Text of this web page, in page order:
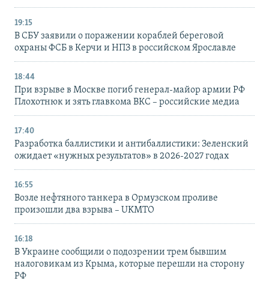
19:15
В СБУ заявили о поражении кораблей береговой
охраны ФСБ в Керчи и НПЗ в российском Ярославле
18:44
При взрыве в Москве погиб генерал-майор армии РФ
Плохотнюк и зять главкома ВКС – российские медиа
17:40
Разработка баллистики и антибаллистики: Зеленский
ожидает «нужных результатов» в 2026-2027 годах
16:55
Возле нефтяного танкера в Ормузском проливе
произошли два взрыва – UKMTO
16:18
В Украине сообщили о подозрении трем бывшим
налоговикам из Крыма, которые перешли на сторону
РФ